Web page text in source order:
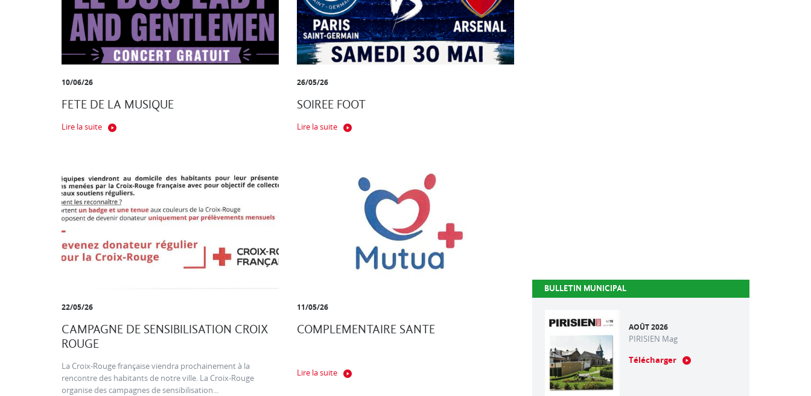
10/06/26
FETE DE LA MUSIQUE
Lire la suite
26/05/26
SOIREE FOOT
Lire la suite
22/05/26
CAMPAGNE DE SENSIBILISATION CROIX
ROUGE
La Croix-Rouge française viendra prochainement à la
rencontre des habitants de notre ville. La Croix-Rouge
organise des campagnes de sensibilisation...
11/05/26
COMPLEMENTAIRE SANTE
Lire la suite
BULLETIN MUNICIPAL
AOÛT 2026
PIRISIEN Mag
Télécharger